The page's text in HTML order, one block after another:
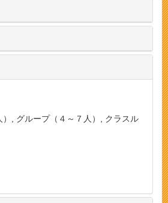
, グループ（４～７人）, クラスル